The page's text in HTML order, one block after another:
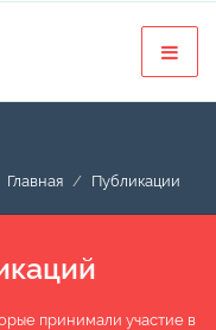
Главная Публикации
принимали участие в